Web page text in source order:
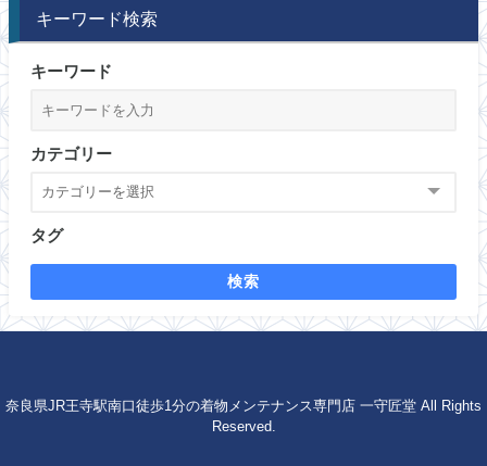
キーワード検索
キーワード
カテゴリー
タグ
検索
奈良県JR王寺駅南口徒歩1分の着物メンテナンス専門店 一守匠堂 All Rights
Reserved.